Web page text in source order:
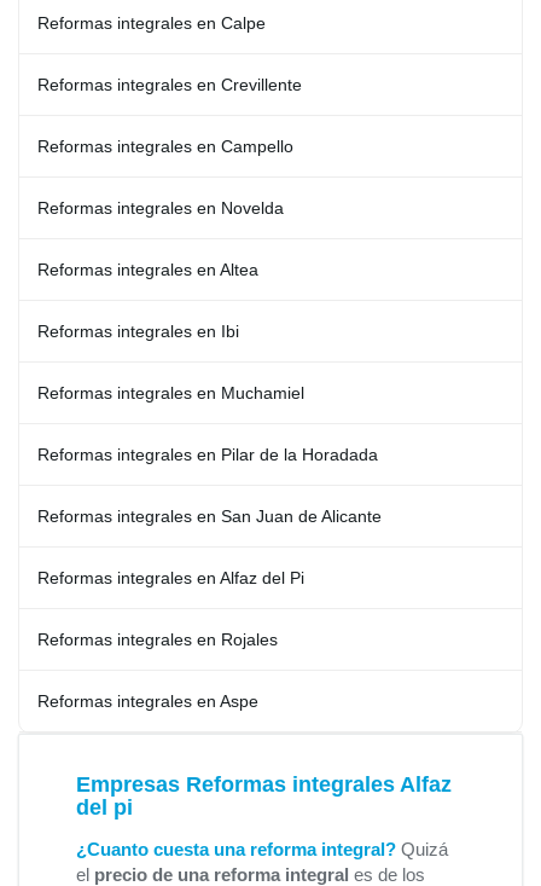
Reformas integrales en Calpe
Reformas integrales en Crevillente
Reformas integrales en Campello
Reformas integrales en Novelda
Reformas integrales en Altea
Reformas integrales en Ibi
Reformas integrales en Muchamiel
Reformas integrales en Pilar de la Horadada
Reformas integrales en San Juan de Alicante
Reformas integrales en Alfaz del Pi
Reformas integrales en Rojales
Reformas integrales en Aspe
Empresas Reformas integrales Alfaz
del pi
¿Cuanto cuesta una reforma integral? Quizá
el precio de una reforma integral es de los